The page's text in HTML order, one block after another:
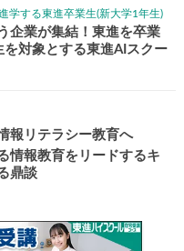
全国学校